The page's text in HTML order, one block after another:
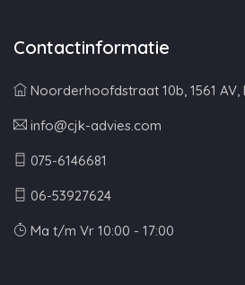
Contactinformatie
Noorderhoofdstraat 10b, 1561 AV,
info@cjk-advies.com
075-6146681
06-53927624
Ma t/m Vr 10:00 - 17:00